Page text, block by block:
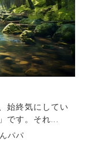
始終気にしてい
です。それ...
パパ